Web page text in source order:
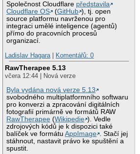
Společnost Cloudflare představila
Cloudflare OS
(GitHub ), tj. open
source platformu navrženou pro
integraci umělé inteligence (agentů)
přímo do pracovních procesů
organizací.
Ladislav Hagara
Komentářů: 0
RawTherapee 5.13
včera 12:44 | Nová verze
Byla vydána nová verze 5.13
svobodného multiplatformního softwaru
pro konverzi a zpracování digitálních
fotografií primárně ve formátů RAW
RawTherapee (Wikipedie ). Vedle
zdrojových kódů je k dispozici také
balíček ve formátuAppImage . Stačí jej
stáhnout, nastavit právo ke spuštění a
spustit.